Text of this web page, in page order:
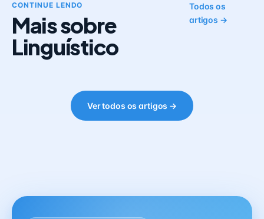
CONTINUE LENDO
Mais sobre
Linguístico
Todos os
artigos →
Ver todos os artigos →